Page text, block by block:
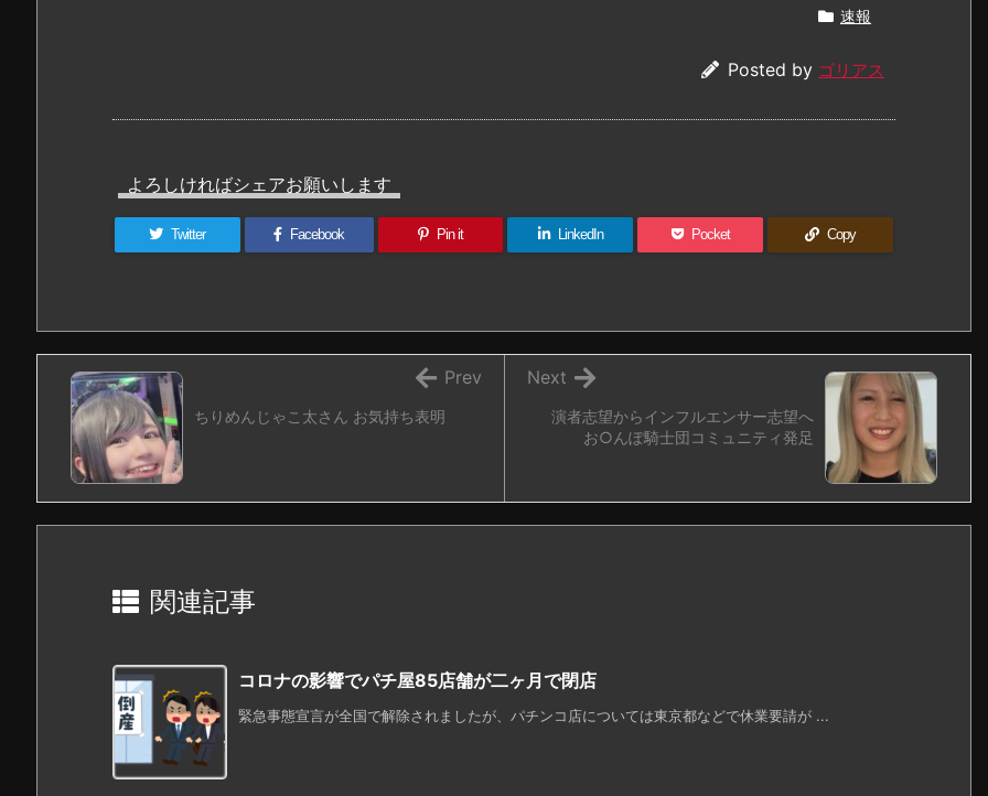
速報
Posted by ゴリアス
よろしければシェアお願いします
Twitter Facebook Pin it LinkedIn Pocket Copy
演者志望からインフルエンサー志望へ
お○んぽ騎士団コミュニティ発足
Next
ちりめんじゃこ太さん お気持ち表明
Prev
関連記事
コロナの影響でパチ屋85店舗が二ヶ月で閉店
緊急事態宣言が全国で解除されましたが、パチンコ店については東京都などで休業要請が ...